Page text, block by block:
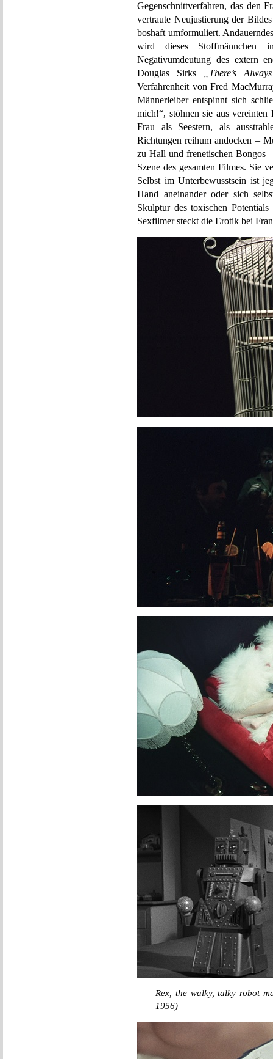
Gegenschnittverfahren, das den
vertraute Neujustierung der
boshaft umformuliert.
wird dieses Stoffmännchen
Negativumdeutung des extern
Douglas Sirks
„There’s
Verfahrenheit von Fred
Männerleiber entspinnt sich
mich!“, stöhnen sie aus
Frau als Seestern, als
Richtungen reihum andocken –
zu Hall und frenetischen Bongos
Szene des gesamten Filmes. Sie
Selbst im Unterbewusstsein ist
Hand aneinander oder sich
Skulptur des toxischen
Sexfilmer steckt die Erotik bei
Rex, the walky, talky robot
1956)